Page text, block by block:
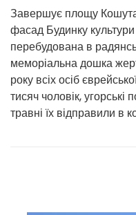
Завершує площу
фасад Будинку
перебудована в
меморіальна дошка
року всіх осіб
тисяч чоловік, угорські
травні їх відправили в